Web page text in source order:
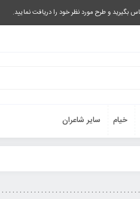
خیام سایر شاعران